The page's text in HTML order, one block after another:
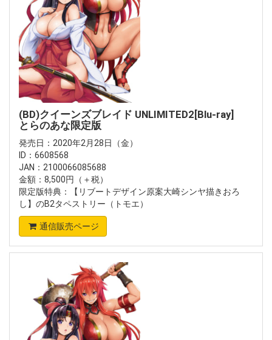
(BD)クイーンズブレイド UNLIMITED2[Blu-ray]
とらのあな限定版
発売日：2020年2月28日（金）
ID：6608568
JAN：2100066085688
金額：8,500円（＋税）
限定版特典：【リブートデザイン原案大崎シンヤ描きおろ
し】のB2タペストリー（トモエ）
通信販売ページ